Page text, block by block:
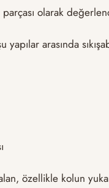
olarak
yapılar arasında
özellikle kolun